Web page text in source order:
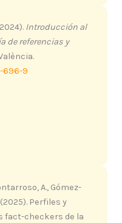
Introducción al
de referencias y
696-9
A., Gómez-
Perfiles y
fact-checkers de la